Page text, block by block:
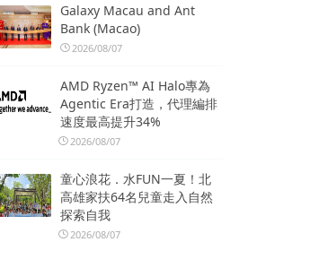
Galaxy Macau and Ant
Bank (Macao)
2026/08/07
AMD Ryzen™ AI Halo專為
Agentic Era打造，代理編排
速度最高提升34%
2026/08/07
童心浪花．水FUN一夏！北
高雄家扶64名兒童走入自然
探索自我
2026/08/07